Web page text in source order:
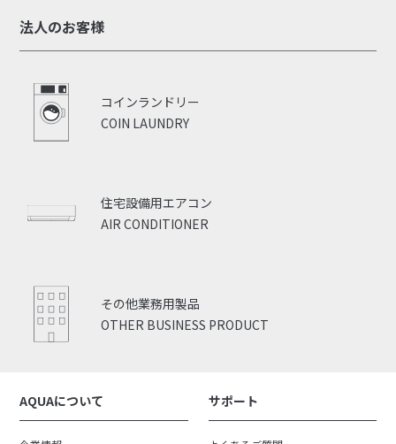
法人のお客様
COIN LAUNDRY
コインランドリー
AIR CONDITIONER
住宅設備用エアコン
OTHER BUSINESS PRODUCT
その他業務用製品
AQUAについて サポート